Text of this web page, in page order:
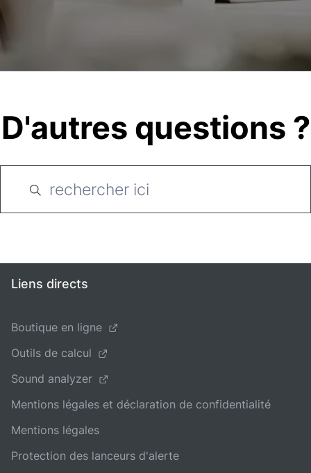
D'autres questions ?
Liens directs
Boutique en ligne
Outils de calcul
Sound analyzer
Mentions légales et déclaration de confidentialité
Mentions légales
Protection des lanceurs d'alerte